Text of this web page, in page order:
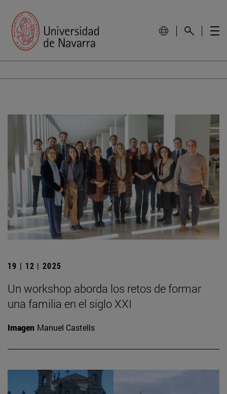
19 | 12 | 2025
Un workshop aborda los retos de formar
una familia en el siglo XXI
Imagen Manuel Castells